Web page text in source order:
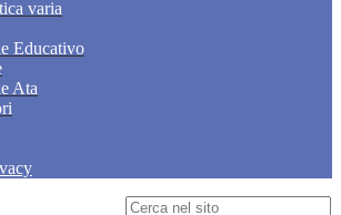
varia
Educativo
Ata